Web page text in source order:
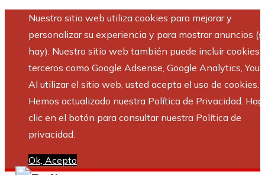
Nuestro sitio web utiliza cookies para mejorar y
personalizar su experiencia y para mostrar anuncios
hay). Nuestro sitio web también puede incluir cookies
terceros como Google Adsense, Google Analytics,
Al utilizar el sitio web, usted acepta el uso de cookies.
Hemos actualizado nuestra Política de Privacidad.
clic en el botón para consultar nuestra Política de
privacidad.
Ok, Acepto